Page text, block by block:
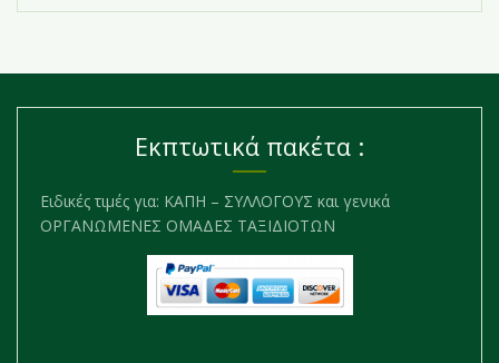
Εκπτωτικά πακέτα :
Ειδικές τιμές για: ΚΑΠΗ – ΣΥΛΛΟΓΟΥΣ και γενικά
ΟΡΓΑΝΩΜΕΝΕΣ ΟΜΑΔΕΣ ΤΑΞΙΔΙΟΤΩΝ